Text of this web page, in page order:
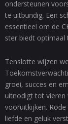
ondersteunen
te uitbundig. Een
essentieel om de
ster biedt optimaal
Tenslotte wijzen
groei, succes en
uitnodigt tot vieren
vooruitkijken.
liefde en geluk